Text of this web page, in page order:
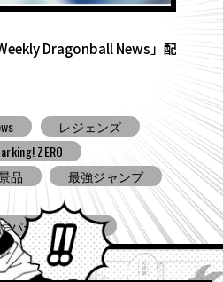
【7月27日（月）】「Weekly
Weekly Dragonball News
食
Ｖジャンプ
DBSCG
ドラゴンボールスーパーダイバ
ドラゴンボール ゼノバース３
ドラゴンボール ゲキシン スク
BNE
Grandista
アミューズメント景品